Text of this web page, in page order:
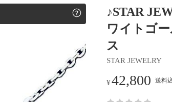
♪STAR
ワイトゴ
ス
STAR JEWELRY
¥42,800 送料